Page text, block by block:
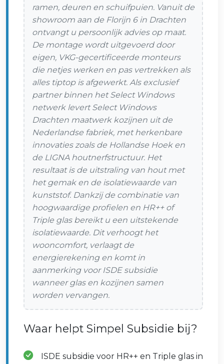
ramen, deuren en schuifpuien. Vanuit de
showroom aan de Florijn 6 in Drachten
ontvangt u persoonlijk advies op maat.
De montage wordt uitgevoerd door
eigen, VKG-gecertificeerde monteurs
die netjes werken en pas vertrekken als
alles tiptop is afgewerkt. Als exclusief
partner binnen het Select Windows
netwerk levert Select Windows
Drachten maatwerk kozijnen uit de
Nederlandse fabriek, met herkenbare
innovaties zoals de Hollandse Hoek en
de LIGNA houtnerfstructuur. Het
resultaat is de uitstraling van hout met
het gemak en de isolatiewaarde van
kunststof. Dankzij de combinatie van
hoogwaardige profielen en HR++ of
Triple glas bereikt u een uitstekende
isolatiewaarde. Dit verhoogt het
wooncomfort, verlaagt de
energierekening en komt in
aanmerking voor ISDE subsidie
wanneer glas en kozijnen samen
worden vervangen.
Waar helpt Simpel Subsidie bij?
ISDE subsidie voor HR++ en Triple glas in